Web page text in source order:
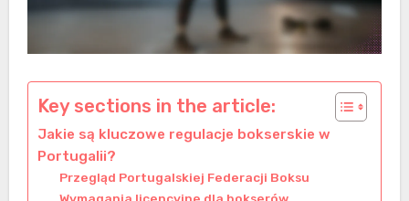
Key sections in the article:
Jakie są kluczowe regulacje bokserskie w
Portugalii?
Przegląd Portugalskiej Federacji Boksu
Wymagania licencyjne dla bokserów